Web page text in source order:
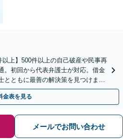
以上】500件以上の自己破産や民事再
。初回から代表弁護士が対応。借金
とともに最善の解決策を見つけまし
利用可】
金表を見る
メールでお問い合わせ